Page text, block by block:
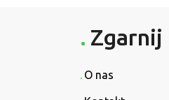
Zgarnij
O nas